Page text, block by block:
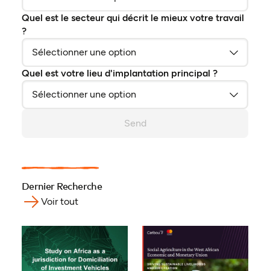
Quel est le secteur qui décrit le mieux votre travail
?
Quel est votre lieu d'implantation principal ?
Send
Dernier Recherche
Voir tout